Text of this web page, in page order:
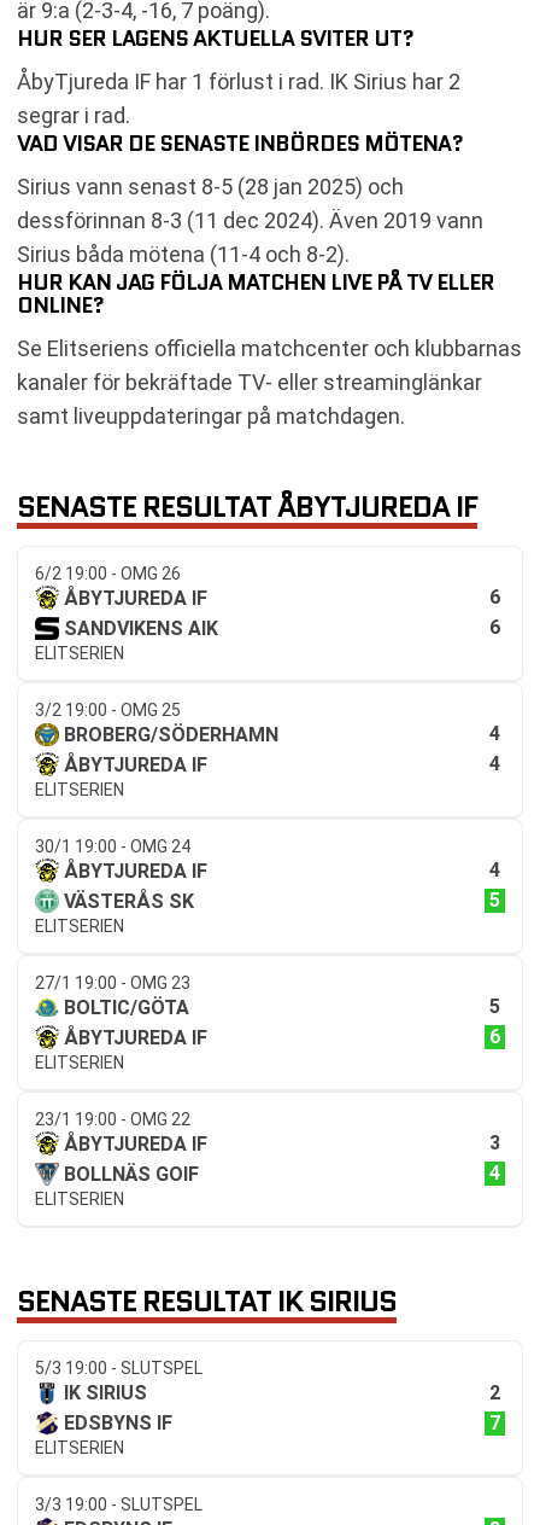
är 9:a (2-3-4, -16, 7 poäng).
HUR SER LAGENS AKTUELLA SVITER UT?
ÅbyTjureda IF har 1 förlust i rad. IK Sirius har 2
segrar i rad.
VAD VISAR DE SENASTE INBÖRDES MÖTENA?
Sirius vann senast 8-5 (28 jan 2025) och
dessförinnan 8-3 (11 dec 2024). Även 2019 vann
Sirius båda mötena (11-4 och 8-2).
HUR KAN JAG FÖLJA MATCHEN LIVE PÅ TV ELLER
ONLINE?
Se Elitseriens officiella matchcenter och klubbarnas
kanaler för bekräftade TV- eller streaminglänkar
samt liveuppdateringar på matchdagen.
SENASTE RESULTAT ÅBYTJUREDA IF
6/2 19:00 - OMG 26
ÅBYTJUREDA IF
6
SANDVIKENS AIK
6
ELITSERIEN
3/2 19:00 - OMG 25
BROBERG/SÖDERHAMN
4
ÅBYTJUREDA IF
4
ELITSERIEN
30/1 19:00 - OMG 24
ÅBYTJUREDA IF
4
VÄSTERÅS SK
5
ELITSERIEN
27/1 19:00 - OMG 23
BOLTIC/GÖTA
5
ÅBYTJUREDA IF
6
ELITSERIEN
23/1 19:00 - OMG 22
ÅBYTJUREDA IF
3
BOLLNÄS GOIF
4
ELITSERIEN
SENASTE RESULTAT IK SIRIUS
5/3 19:00 - SLUTSPEL
IK SIRIUS
2
EDSBYNS IF
7
ELITSERIEN
3/3 19:00 - SLUTSPEL